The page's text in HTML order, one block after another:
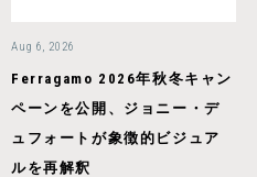
Aug 6, 2026
Ferragamo 2026年秋冬キャン
ペーンを公開、ジョニー・デ
ュフォートが象徴的ビジュア
ルを再解釈